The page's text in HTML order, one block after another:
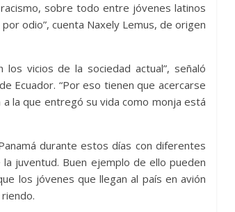
sobre todo entre jóvenes latinos
odio”, cuenta Naxely Lemus, de origen
vicios de la sociedad actual”, señaló
Ecuador. “Por eso tienen que acercarse
a la que entregó su vida como monja está
durante estos días con diferentes
juventud. Buen ejemplo de ello pueden
los jóvenes que llegan al país en avión